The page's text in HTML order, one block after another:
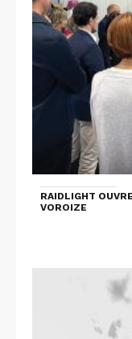
RAIDLIGHT
VOROIZE